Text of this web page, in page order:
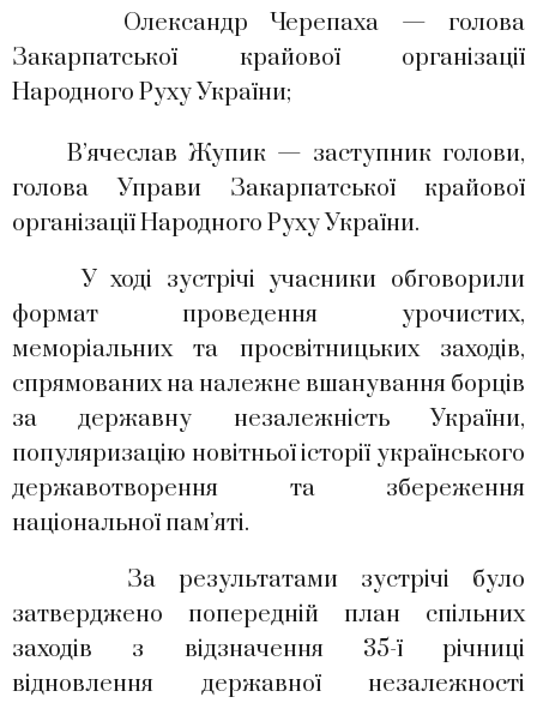
Олександр Черепаха — голова
Закарпатської крайової організації
Народного Руху України;
В’ячеслав Жупик — заступник голови,
голова Управи Закарпатської крайової
організації Народного Руху України.
У ході зустрічі учасники обговорили
формат проведення урочистих,
меморіальних та просвітницьких заходів,
спрямованих на належне вшанування борців
за державну незалежність України,
популяризацію новітньої історії українського
державотворення та збереження
національної пам’яті.
За результатами зустрічі було
затверджено попередній план спільних
заходів з відзначення 35-ї річниці
відновлення державної незалежності